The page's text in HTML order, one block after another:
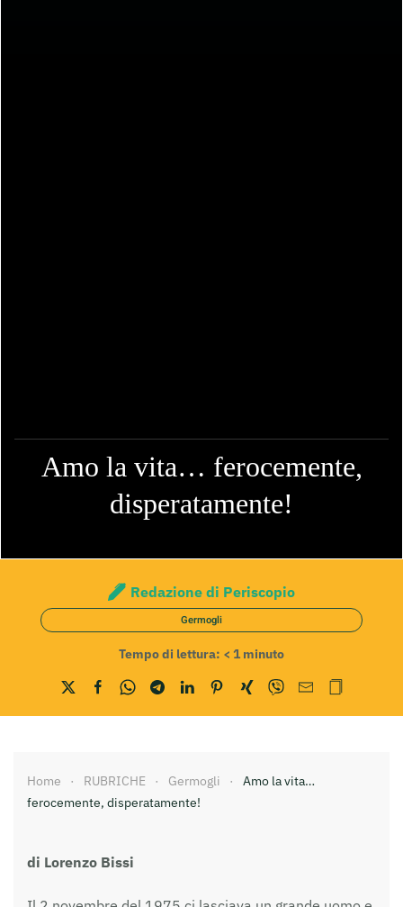
Amo la vita… ferocemente,
disperatamente!
Redazione di Periscopio
Germogli
Tempo di lettura: < 1 minuto
Home RUBRICHE Germogli
Amo la vita…
ferocemente, disperatamente!
di Lorenzo Bissi